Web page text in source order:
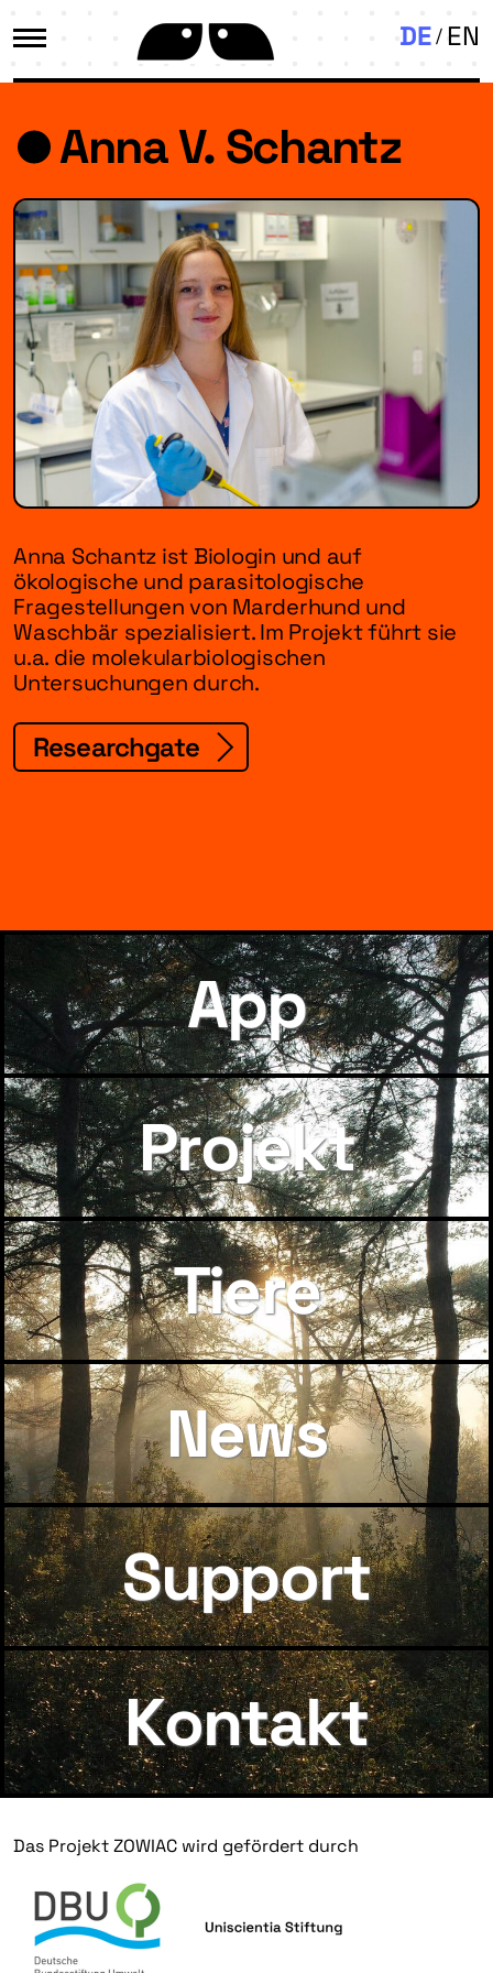
DE EN
Anna V. Schantz
Anna Schantz ist Biologin und auf
ökologische und parasitologische
Fragestellungen von Marderhund und
Waschbär spezialisiert. Im Projekt führt sie
u.a. die molekularbiologischen
Untersuchungen durch.
Researchgate
App
Projekt
Tiere
News
Support
Kontakt
Das Projekt ZOWIAC wird gefördert durch